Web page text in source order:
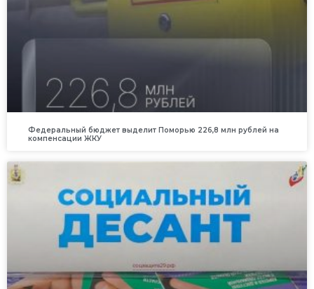
Федеральный бюджет выделит Поморью 226,8 млн рублей на
компенсации ЖКУ